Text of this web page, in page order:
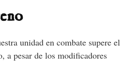
unidad en combate supere el
a pesar de los modificadores